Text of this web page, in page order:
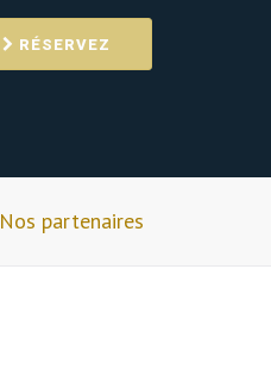
RÉSERVEZ
Nos partenaires